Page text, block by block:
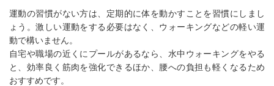
運動の習慣がない方は、定期的に体を動かすことを習慣にしまし
ょう。激しい運動をする必要はなく、ウォーキングなどの軽い運
動で構いません。
自宅や職場の近くにプールがあるなら、水中ウォーキングをやる
と、効率良く筋肉を強化できるほか、腰への負担も軽くなるため
おすすめです。